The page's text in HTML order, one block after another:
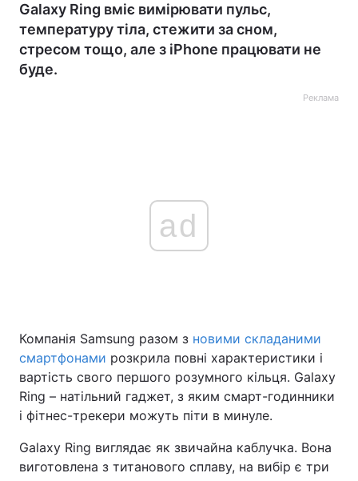
Україна Політика
Економіка Світ
Спорт Наука
Техно і зв'язок Лайт
Galaxy Ring вміє вимірювати пульс,
температуру тіла, стежити за сном,
стресом тощо, але з iPhone працювати не
буде.
Реклама
ad
Компанія Samsung разом з новими складаними
смартфонами розкрила повні характеристики і
вартість свого першого розумного кільця. Galaxy
Ring – натільний гаджет, з яким смарт-годинники
і фітнес-трекери можуть піти в минуле.
Galaxy Ring виглядає як звичайна каблучка. Вона
виготовлена з титанового сплаву, на вибір є три